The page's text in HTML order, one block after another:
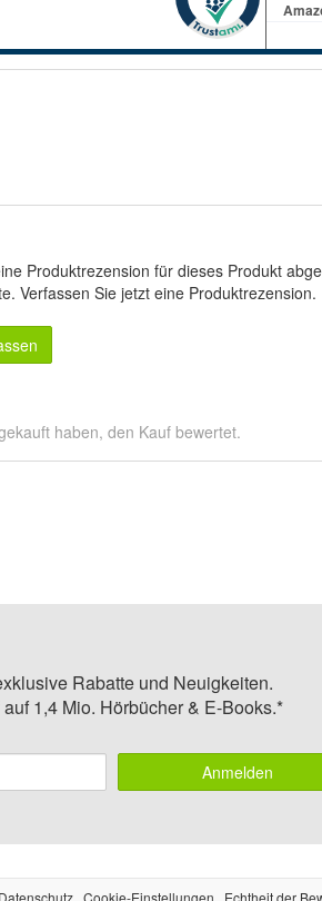
Produktrezension für dieses Produkt
Verfassen Sie jetzt eine Produktrezension.
haben, den Kauf bewertet.
Rabatte und Neuigkeiten.
1,4 Mio. Hörbücher & E-Books.*
Anmelden
Datenschutz Cookie-Einstellungen Echtheit der